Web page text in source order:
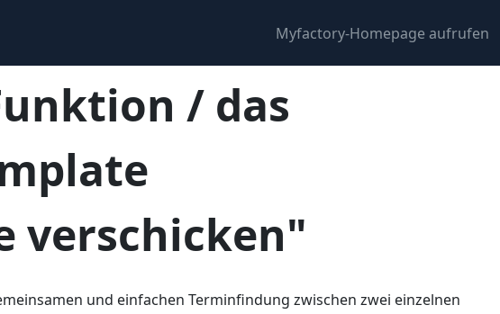
Myfactory-Homepage aufrufen
/ das
verschicken"
und einfachen Terminfindung zwischen zwei einzelnen